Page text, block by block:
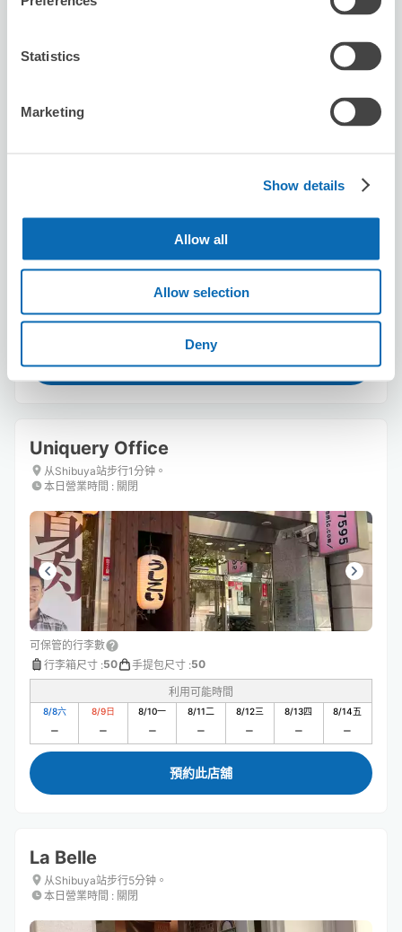
Statistics
Marketing
Show details
Allow all
Allow selection
Deny
ご親切に対応してくださりありがとうございました。
8/10一 8/11二 8/12
預約此店舖
Uniquery Office
从Shibuya站步行1分钟。
本日營業時間 : 關閉
可保管的行李數
行李箱尺寸 :50 手提包尺寸 :50
利用可能時間
8/8六 8/9日 8/10一 8/11二 8/12三 8/13四 8/14五
預約此店舖
La Belle
从Shibuya站步行5分钟。
本日營業時間 : 關閉